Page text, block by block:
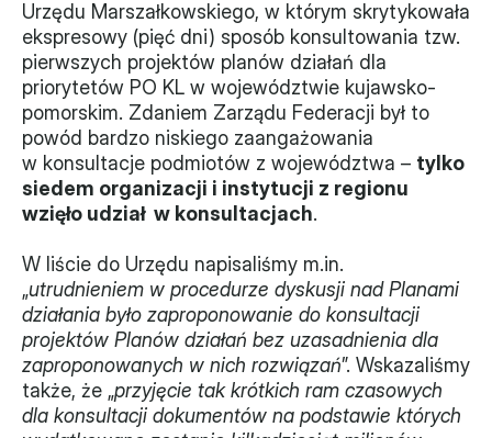
Projekty
XVII forum NGO
Projekt z powiatem
Przystąp
Członkostwo
Procedura
Monitorujemy
Działania z ostatnich lat
Sprawy
Urzędu Marszałkowskiego, w którym skrytykowała
ekspresowy (pięć dni) sposób konsultowania tzw.
pierwszych projektów planów działań dla
priorytetów PO KL w województwie kujawsko-
pomorskim. Zdaniem Zarządu Federacji był to
powód bardzo niskiego zaangażowania
w konsultacje podmiotów z województwa – tylko
siedem organizacji i instytucji z regionu
wzięło udział  w konsultacjach.
W liście do Urzędu napisaliśmy m.in.
„utrudnieniem w procedurze dyskusji nad Planami
działania było zaproponowanie do konsultacji
projektów Planów działań bez uzasadnienia dla
zaproponowanych w nich rozwiązań”. Wskazaliśmy
także, że „przyjęcie tak krótkich ram czasowych
dla konsultacji dokumentów na podstawie których